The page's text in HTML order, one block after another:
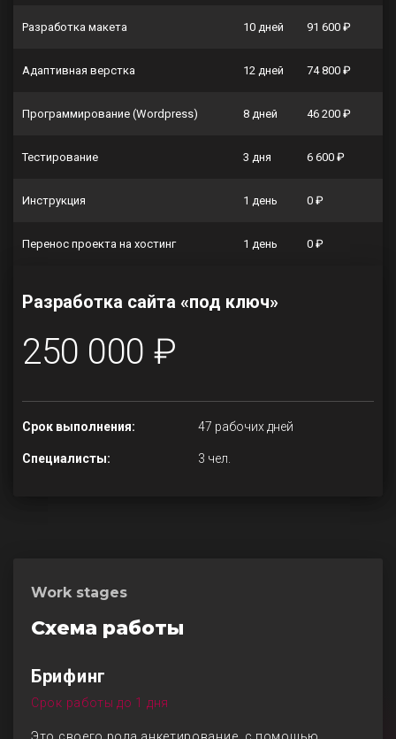
Разработка макета 10 дней 91 600 ₽
Адаптивная верстка 12 дней 74 800 ₽
Программирование (Wordpress) 8 дней 46 200 ₽
Тестирование 3 дня 6 600 ₽
Инструкция 1 день 0 ₽
Перенос проекта на хостинг 1 день 0 ₽
Разработка сайта «под ключ»
250 000 ₽
Срок выполнения: 47 рабочих дней
Специалисты: 3 чел.
Work stages
Схема работы
Брифинг
Срок работы до 1 дня